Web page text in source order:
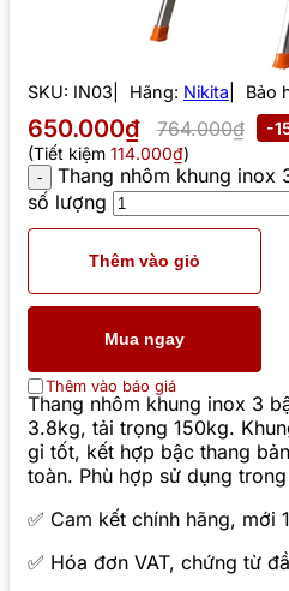
SKU: IN03 Hãng: Nikita Bảo
650.000₫ 764.000₫
-
(Tiết kiệm 114.000₫)
Thang nhôm khung inox
số lượng
Thêm vào giỏ
Mua ngay
Thêm vào báo giá
Thang nhôm khung inox 3
3.8kg, tải trọng 150kg.
gỉ tốt, kết hợp bậc thang
toàn. Phù hợp sử dụng
✅ Cam kết chính hãng, mới
✅ Hóa đơn VAT, chứng từ